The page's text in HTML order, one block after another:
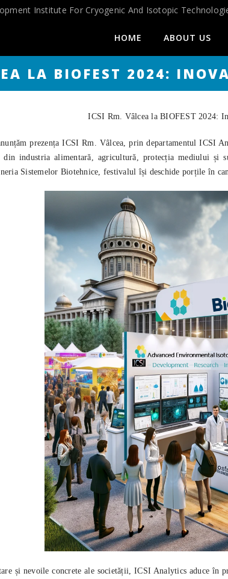
Institute For Cryogenic And Isotopic
HOME ABOUT US
LA BIOFEST 2024:
ICSI Rm. Vâlcea la BIOFEST 2024:
prezența ICSI Rm. Vâlcea, prin departamentul ICSI
din industria alimentară, agricultură, protecția mediului
Sistemelor Biotehnice, festivalul își deschide porțile în
și nevoile concrete ale societății,ICSI Analytics aduce în